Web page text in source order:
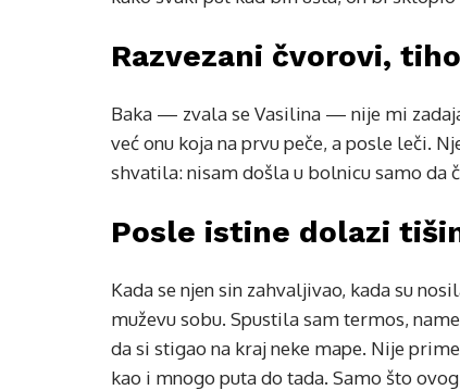
Razvezani čvorovi,
Baka — zvala se Vasilina — nije mi
već onu koja na prvu peče, a posle leči.
shvatila: nisam došla u bolnicu samo da
Posle istine dolazi
Kada se njen sin zahvaljivao, kada su
muževu sobu. Spustila sam termos,
da si stigao na kraj neke mape. Nije
kao i mnogo puta do tada. Samo što